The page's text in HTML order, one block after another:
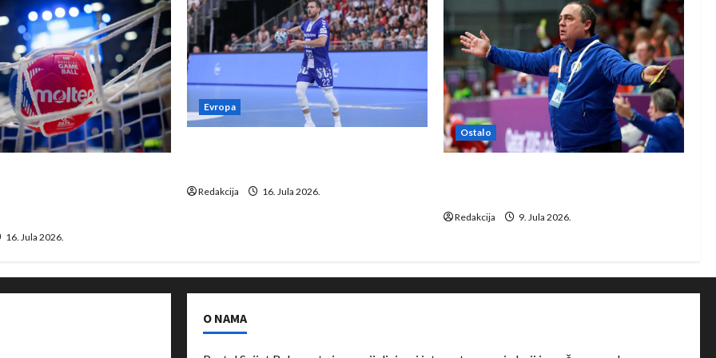
16. Jula 2026.
Evropa
Redakcija 16. Jula 2026.
Ostalo
Redakcija 9. Jula 2026.
O NAMA